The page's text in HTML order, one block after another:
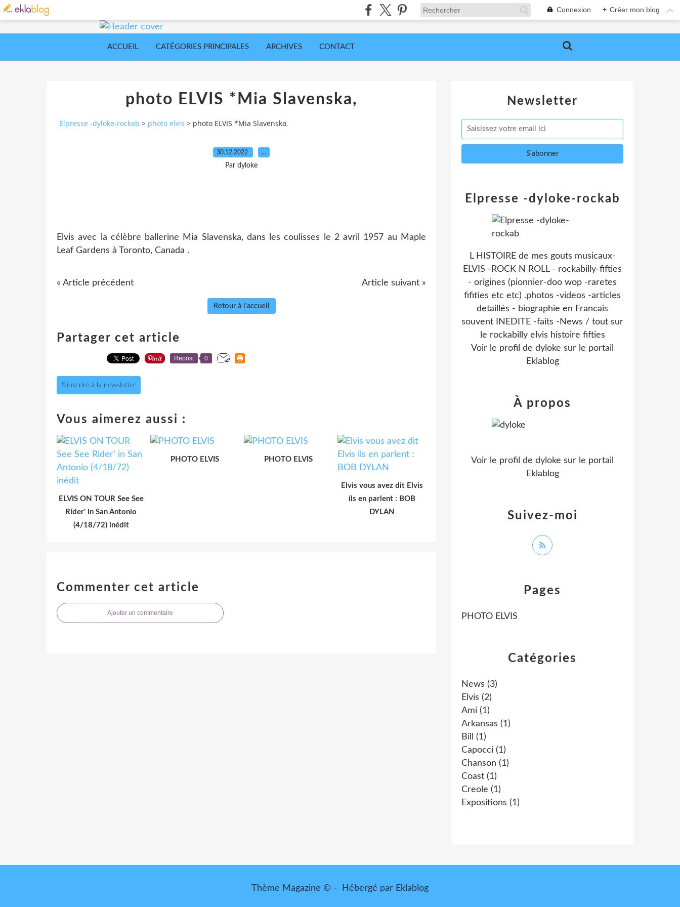
Connexion + Créer mon blog
ACCUEIL CATÉGORIES PRINCIPALES ARCHIVES CONTACT
photo ELVIS *Mia Slavenska,
Elpresse -dyloke-rockab > photo elvis > photo ELVIS *Mia Slavenska,
30.12.2022 …
Par dyloke
Elvis avec la célèbre ballerine Mia Slavenska, dans les coulisses le 2 avril 1957 au Maple
Leaf Gardens à Toronto, Canada .
« Article précédent Article suivant »
Retour à l'accueil
Partager cet article
Repost 0
S'inscrire à la newsletter
Vous aimerez aussi :
ELVIS ON TOUR See See
Rider' in San Antonio
(4/18/72) inédit
PHOTO ELVIS PHOTO ELVIS
Elvis vous avez dit Elvis
ils en parlent : BOB
DYLAN
Commenter cet article
Ajouter un commentaire
Newsletter
Catégories
News (3)
Elvis (2)
Ami (1)
Arkansas (1)
Bill
(1)
Capocci (1)
Chanson (1)
Coast (1)
Creole (1)
Expositions (1)
Pages
PHOTO ELVIS
Elpresse -dyloke-rockab
L HISTOIRE de mes gouts musicaux-
ELVIS -ROCK N ROLL - rockabilly-fifties
- origines (pionnier-doo wop -raretes
fifities etc etc) .photos -videos -articles
detaillés - biographie en Francais
souvent INEDITE -faits -News / tout sur
le rockabilly elvis histoire fifties
Voir le profil de dyloke sur le portail
Eklablog
Suivez-moi
À propos
Voir le profil de dyloke sur le portail
Eklablog
Thème Magazine © - Hébergé par Eklablog